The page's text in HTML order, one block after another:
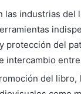
las industrias del
protección del
intercambio
del libro,